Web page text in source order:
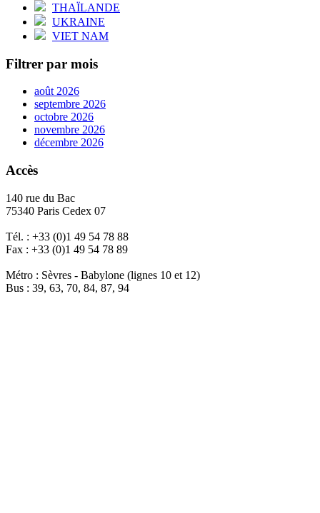
THAÏLANDE
UKRAINE
VIET NAM
Filtrer par mois
août 2026
septembre 2026
octobre 2026
novembre 2026
décembre 2026
Accès
140 rue du Bac
75340 Paris Cedex 07
Tél. : +33 (0)1 49 54 78 88
Fax : +33 (0)1 49 54 78 89
Métro : Sèvres - Babylone (lignes 10 et 12)
Bus : 39, 63, 70, 84, 87, 94